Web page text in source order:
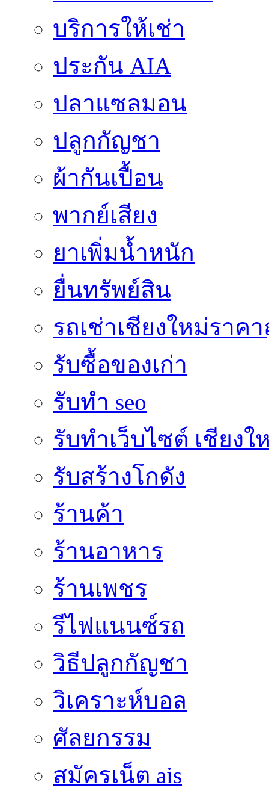
บริการให้เช่า
ประกัน AIA
ปลาแซลมอน
ปลูกกัญชา
ผ้ากันเปื้อน
พากย์เสียง
ยาเพิ่มน้ำหนัก
ยื่นทรัพย์สิน
รถเช่าเชียงใหม่ราค
รับซื้อของเก่า
รับทำ seo
รับทำเว็บไซต์ เชียงใ
รับสร้างโกดัง
ร้านค้า
ร้านอาหาร
ร้านเพชร
รีไฟแนนซ์รถ
วิธีปลูกกัญชา
วิเคราะห์บอล
ศัลยกรรม
สมัครเน็ต ais